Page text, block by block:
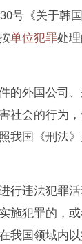
号《关于韩
单位犯罪处
的外国公司
社会的行为，
我国《刑法
行违法犯罪
施犯罪的，
我国领域内